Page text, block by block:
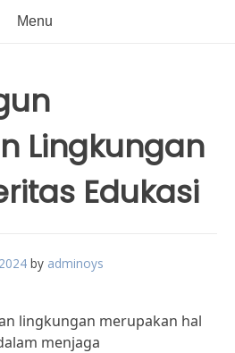
Menu
Lingkungan
Edukasi
by adminoys
lingkungan merupakan hal
menjaga